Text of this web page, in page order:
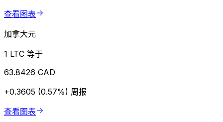
查看图表
加拿大元
1 LTC 等于
63.8426 CAD
+0.3605 (0.57%) 周报
查看图表